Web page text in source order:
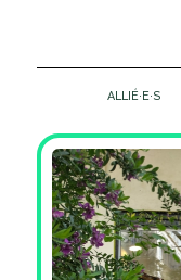
ALLIÉ·E·S